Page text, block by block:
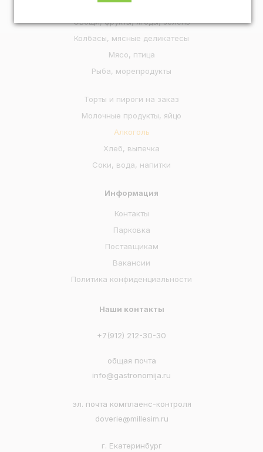
Готовая еда
Овощи, фрукты, ягоды, зелень
Колбасы, мясные деликатесы
Мясо, птица
Рыба, морепродукты
Торты и пироги на заказ
Молочные продукты, яйцо
Алкоголь
Хлеб, выпечка
Соки, вода, напитки
Информация
Контакты
Парковка
Поставщикам
Вакансии
Политика конфиденциальности
Наши контакты
+7(912) 212-30-30
общая почта
info@gastronomija.ru
эл. почта комплаенс-контроля
doverie@millesim.ru
г. Екатеринбург